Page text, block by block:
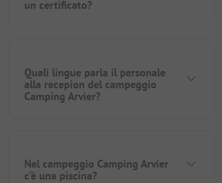
un certificato?
Quali lingue parla il personale
alla recepion del campeggio
Camping Arvier?
Nel campeggio Camping Arvier
c’è una piscina?